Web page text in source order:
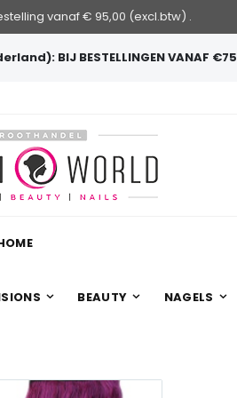
vanaf € 95,00 (excl.btw) .
BIJ BESTELLINGEN VANAF
BEAUTY NAGELS